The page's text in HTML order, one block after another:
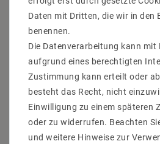
Daten mit Dritten, die wir in den
benennen.
Die Datenverarbeitung kann mit
aufgrund eines berechtigten
Zustimmung kann erteilt oder
besteht das Recht, nicht
Einwilligung zu einem späteren
oder zu widerrufen. Beachten
und weitere Hinweise zur